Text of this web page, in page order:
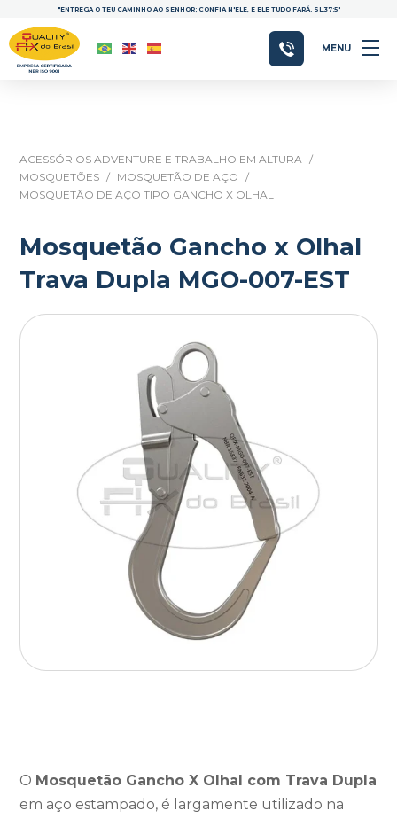
"ENTREGA O TEU CAMINHO AO SENHOR; CONFIA N'ELE, E ELE TUDO FARÁ. SL.37:5"
MENU
ACESSÓRIOS ADVENTURE E TRABALHO EM ALTURA /
MOSQUETÕES / MOSQUETÃO DE AÇO
/
MOSQUETÃO DE AÇO TIPO GANCHO X OLHAL
Mosquetão Gancho x Olhal
Trava Dupla MGO-007-EST
O Mosquetão Gancho X Olhal com Trava Dupla
em aço estampado, é largamente utilizado na